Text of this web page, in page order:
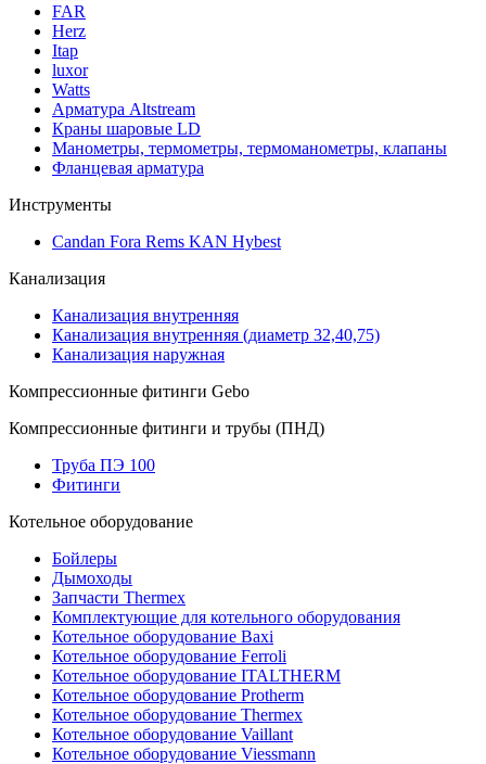
FAR
Herz
Itap
luxor
Watts
Арматура Altstream
Краны шаровые LD
Манометры, термометры, термоманометры, клапаны
Фланцевая арматура
Инструменты
Candan Fora Rems KAN Hybest
Канализация
Канализация внутренняя
Канализация внутренняя (диаметр 32,40,75)
Канализация наружная
Компрессионные фитинги Gebo
Компрессионные фитинги и трубы (ПНД)
Труба ПЭ 100
Фитинги
Котельное оборудование
Бойлеры
Дымоходы
Запчасти Thermex
Комплектующие для котельного оборудования
Котельное оборудование Baxi
Котельное оборудование Ferroli
Котельное оборудование ITALTHERM
Котельное оборудование Protherm
Котельное оборудование Thermex
Котельное оборудование Vaillant
Котельное оборудование Viessmann